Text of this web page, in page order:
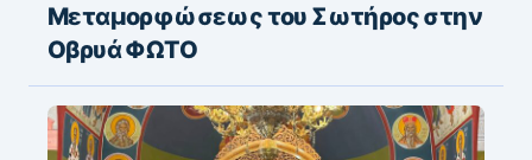
Μεταμορφώσεως του Σωτήρος στην
Οβρυά ΦΩΤΟ